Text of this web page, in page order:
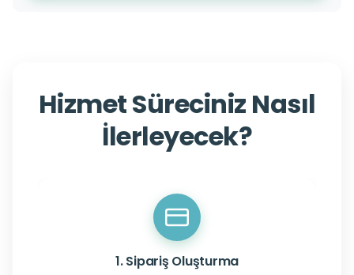
Hizmet Süreciniz Nasıl
İlerleyecek?
1. Sipariş Oluşturma